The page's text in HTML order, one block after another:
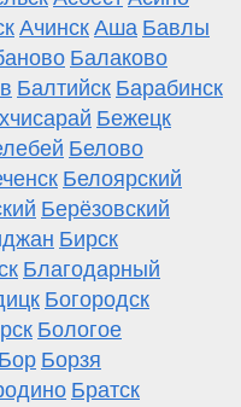
Ачинск Аша Бавлы
Балаково
Балтийск Барабинск
Бежецк
Белово
Белоярский
Берёзовский
Бирск
Благодарный
Богородск
Бологое
Бор Борзя
Братск